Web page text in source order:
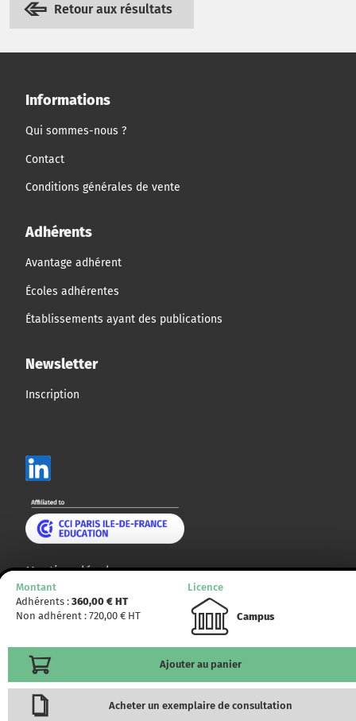
Retour aux résultats
Montant
Adhérents : 360,00 € HT
Non adhérent : 720,00 € HT
Licence
Campus
Ajouter au panier
Acheter un exemplaire de consultation
Informations
Qui sommes-nous ?
Contact
Conditions générales de vente
Adhérents
Avantage adhérent
Écoles adhérentes
Établissements ayant des publications
Newsletter
Inscription
Mentions légales
Plan du site
© CCMP 2014 - 2025. Tous droits réservés.